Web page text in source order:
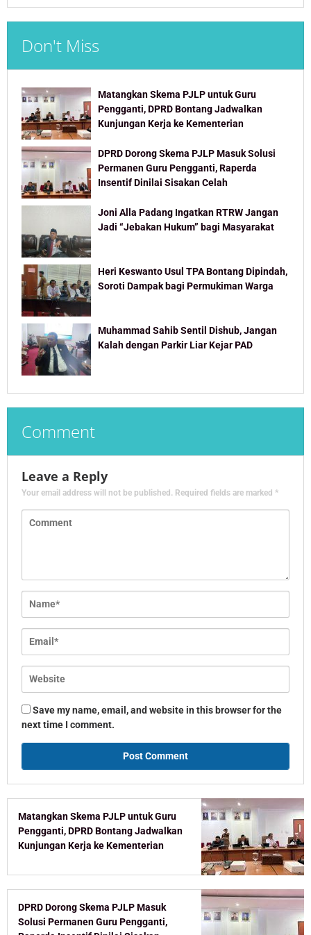
Don't Miss
Matangkan Skema PJLP untuk Guru
Pengganti, DPRD Bontang Jadwalkan
Kunjungan Kerja ke Kementerian
DPRD Dorong Skema PJLP Masuk Solusi
Permanen Guru Pengganti, Raperda
Insentif Dinilai Sisakan Celah
Joni Alla Padang Ingatkan RTRW Jangan
Jadi “Jebakan Hukum” bagi Masyarakat
Heri Keswanto Usul TPA Bontang Dipindah,
Soroti Dampak bagi Permukiman Warga
Muhammad Sahib Sentil Dishub, Jangan
Kalah dengan Parkir Liar Kejar PAD
Comment
Leave a Reply
Your email address will not be published. Required fields are marked *
Save my name, email, and website in this browser for the
next time I comment.
Matangkan Skema PJLP untuk Guru
Pengganti, DPRD Bontang Jadwalkan
Kunjungan Kerja ke Kementerian
DPRD Dorong Skema PJLP Masuk
Solusi Permanen Guru Pengganti,